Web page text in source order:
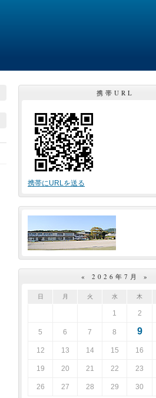
携帯URL
携帯にURLを送る
« 2026年7月 »
日 月 火 水 木
1 2
5 6 7 8 9
12 13 14 15 16
19 20 21 22 23
26 27 28 29 30